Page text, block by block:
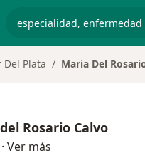
Del Plata Maria Del
Rosario Calvo
· Ver más